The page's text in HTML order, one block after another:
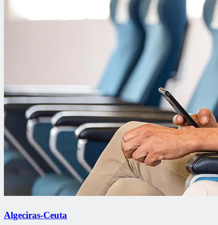
Algeciras-Ceuta